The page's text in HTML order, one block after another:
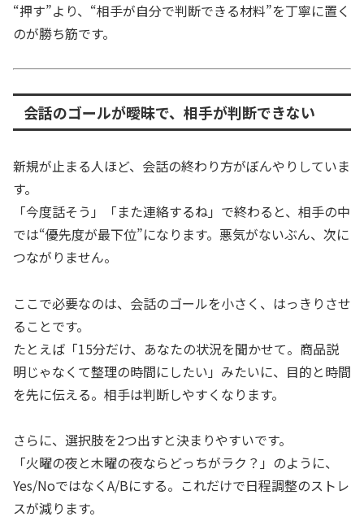
“押す”より、“相手が自分で判断できる材料”を丁寧に置く
のが勝ち筋です。
会話のゴールが曖昧で、相手が判断できない
新規が止まる人ほど、会話の終わり方がぼんやりしていま
す。
「今度話そう」「また連絡するね」で終わると、相手の中
では“優先度が最下位”になります。悪気がないぶん、次に
つながりません。
ここで必要なのは、会話のゴールを小さく、はっきりさせ
ることです。
たとえば「15分だけ、あなたの状況を聞かせて。商品説
明じゃなくて整理の時間にしたい」みたいに、目的と時間
を先に伝える。相手は判断しやすくなります。
さらに、選択肢を2つ出すと決まりやすいです。
「火曜の夜と木曜の夜ならどっちがラク？」のように、
Yes/NoではなくA/Bにする。これだけで日程調整のストレ
スが減ります。